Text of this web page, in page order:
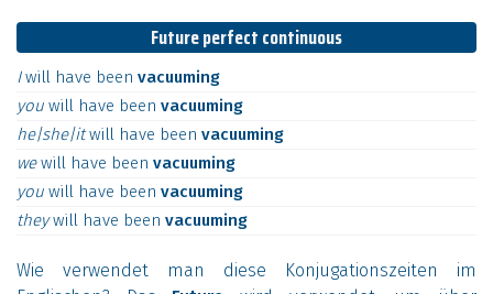
Future perfect continuous
Iwill have been vacuuming
you will have been vacuuming
he|she|itwill have been vacuuming
wewill have been vacuuming
you will have been vacuuming
theywill have been vacuuming
Wie verwendet man diese Konjugationszeiten im